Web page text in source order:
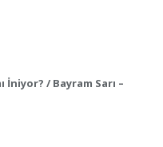
İniyor? / Bayram Sarı –